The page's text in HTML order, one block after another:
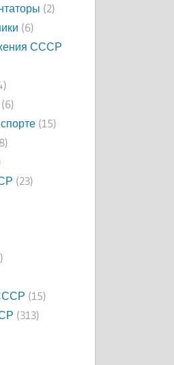
(2)
(6)
СССР
(6)
(15)
(23)
(15)
(313)